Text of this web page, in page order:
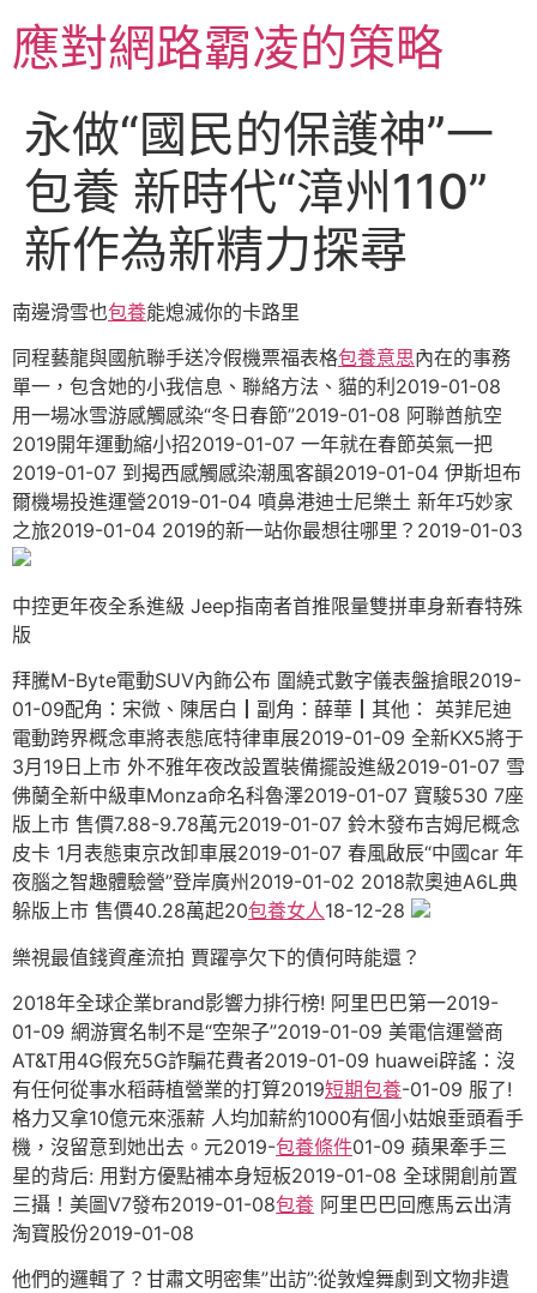
主應對網路霸凌的策略
永做“國民的保護神”一
包養 新時代“漳州110”
新作為新精力探尋
南邊滑雪也包養能熄滅你的卡路里
同程藝龍與國航聯手送冷假機票福表格包養意思內在的事務
單一，包含她的小我信息、聯絡方法、貓的利2019-01-08
用一場冰雪游感觸感染“冬日春節”2019-01-08 阿聯酋航空
2019開年運動縮小招2019-01-07 一年就在春節英氣一把
2019-01-07 到揭西感觸感染潮風客韻2019-01-04 伊斯坦布
爾機場投進運營2019-01-04 噴鼻港迪士尼樂土 新年巧妙家
之旅2019-01-04 2019的新一站你最想往哪里？2019-01-03
中控更年夜全系進級 Jeep指南者首推限量雙拼車身新春特殊
版
拜騰M-Byte電動SUV內飾公布 圍繞式數字儀表盤搶眼2019-
01-09配角：宋微、陳居白┃副角：薛華┃其他： 英菲尼迪
電動跨界概念車將表態底特律車展2019-01-09 全新KX5將于
3月19日上市 外不雅年夜改設置裝備擺設進級2019-01-07 雪
佛蘭全新中級車Monza命名科魯澤2019-01-07 寶駿530 7座
版上市 售價7.88-9.78萬元2019-01-07 鈴木發布吉姆尼概念
皮卡 1月表態東京改卸車展2019-01-07 春風啟辰“中國car 年
夜腦之智趣體驗營”登岸廣州2019-01-02 2018款奧迪A6L典
躲版上市 售價40.28萬起20包養女人18-12-28
樂視最值錢資產流拍 賈躍亭欠下的債何時能還？
2018年全球企業brand影響力排行榜! 阿里巴巴第一2019-
01-09 網游實名制不是“空架子”2019-01-09 美電信運營商
AT&T用4G假充5G詐騙花費者2019-01-09 huawei辟謠：沒
有任何從事水稻蒔植營業的打算2019短期包養-01-09 服了!
格力又拿10億元來漲薪 人均加薪約1000有個小姑娘垂頭看手
機，沒留意到她出去。元2019-包養條件01-09 蘋果牽手三
星的背后: 用對方優點補本身短板2019-01-08 全球開創前置
三攝！美圖V7發布2019-01-08包養 阿里巴巴回應馬云出清
淘寶股份2019-01-08
他們的邏輯了？甘肅文明密集”出訪”:從敦煌舞劇到文物非遺